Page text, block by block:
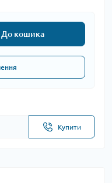
До кошика
Купити